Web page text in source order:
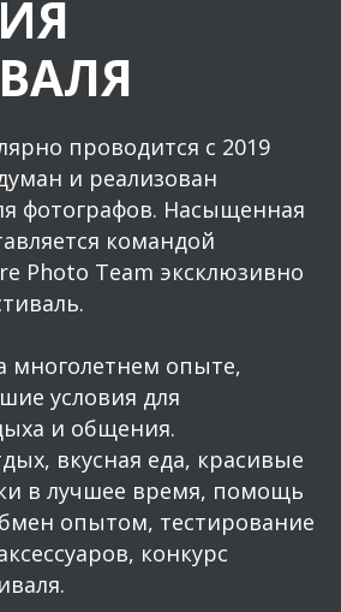
проводится с 2019
и реализован
фотографов. Насыщенная
командой
Photo Team эксклюзивно
многолетнем опыте,
условия для
и общения.
вкусная еда, красивые
в лучшее время, помощь
опытом, тестирование
конкурс